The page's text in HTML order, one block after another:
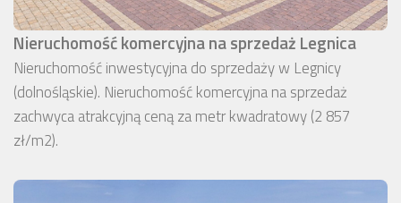
Nieruchomość komercyjna na sprzedaż Legnica
Nieruchomość inwestycyjna do sprzedaży w Legnicy
(dolnośląskie). Nieruchomość komercyjna na sprzedaż
zachwyca atrakcyjną ceną za metr kwadratowy (2 857
zł/m2).